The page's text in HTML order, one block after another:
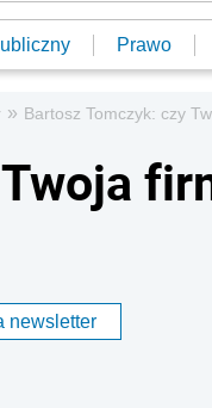
Prawo
» Bartosz Tomczyk: czy
newsletter